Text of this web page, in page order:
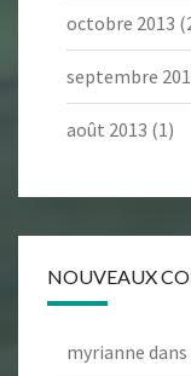
octobre 2013
septembre
août 2013 (1)
NOUVEAUX
myrianne dans